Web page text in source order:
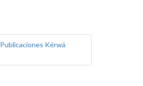
Publicaciones Kérwá